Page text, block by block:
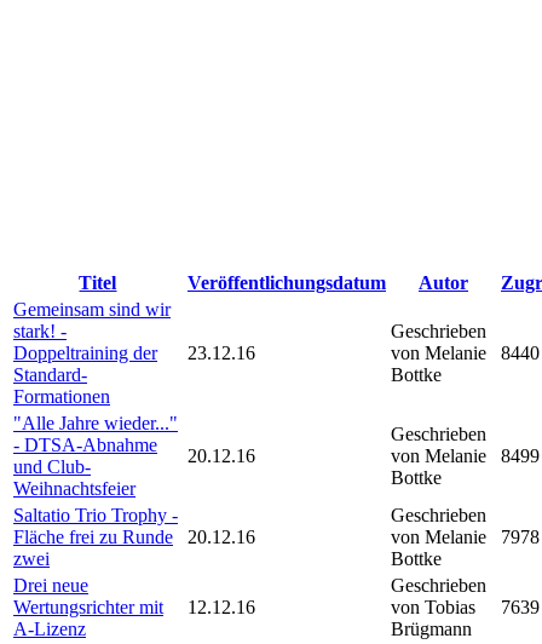
Titel Veröffentlichungsdatum Autor
Gemeinsam sind wir
stark! -
Doppeltraining der
Standard-
Formationen
23.12.16
Geschrieben
von Melanie
Bottke
8440
"Alle Jahre wieder..."
- DTSA-Abnahme
und Club-
Weihnachtsfeier
20.12.16
Geschrieben
von Melanie
Bottke
8499
Saltatio Trio Trophy -
Fläche frei zu Runde
zwei
20.12.16
Geschrieben
von Melanie
Bottke
7978
Drei neue
Wertungsrichter mit
A-Lizenz
12.12.16
Geschrieben
von Tobias
Brügmann
7639